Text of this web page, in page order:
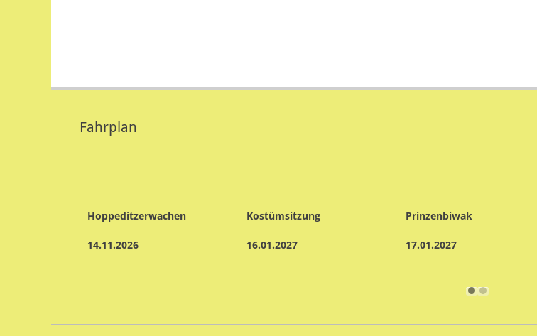
Fahrplan
Hoppeditzerwachen
14.11.2026
Kostümsitzung
16.01.2027
Prinzenbiwak
17.01.2027